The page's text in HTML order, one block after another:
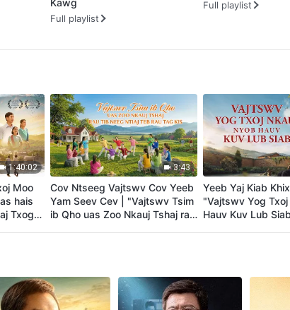
Full playlist
Full playlist
1:40:02
Moo
hais
Txog
3:43
Cov Ntseeg Vajtswv Cov Yeeb
Yam Seev Cev | "Vajtswv Tsim
ib Qho uas Zoo Nkauj Tshaj rau
Yeeb Yaj Kiab
"Vajtswv Yog
Hauv Kuv Lub